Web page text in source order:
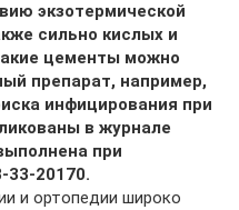
экзотермической
сильно кислых и
цементы можно
препарат, например,
инфицирования при
в журнале
при
20170.
и ортопедии широко